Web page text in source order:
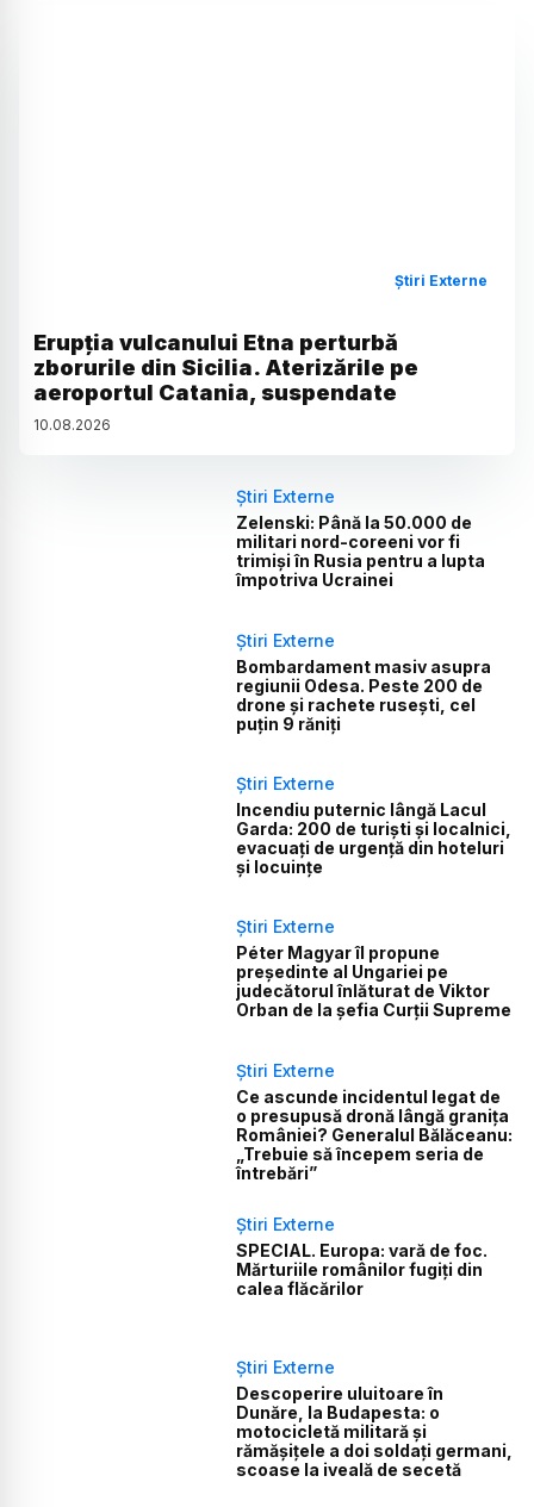
Știri Externe
Erupția vulcanului Etna perturbă
zborurile din Sicilia. Aterizările pe
aeroportul Catania, suspendate
10.08.2026
Știri Externe
Zelenski: Până la 50.000 de
militari nord-coreeni vor fi
trimiși în Rusia pentru a lupta
împotriva Ucrainei
Știri Externe
Bombardament masiv asupra
regiunii Odesa. Peste 200 de
drone și rachete rusești, cel
puțin 9 răniți
Știri Externe
Incendiu puternic lângă Lacul
Garda: 200 de turiști și localnici,
evacuați de urgență din hoteluri
și locuințe
Știri Externe
Péter Magyar îl propune
președinte al Ungariei pe
judecătorul înlăturat de Viktor
Orban de la șefia Curții Supreme
Știri Externe
Ce ascunde incidentul legat de
o presupusă dronă lângă granița
României? Generalul Bălăceanu:
„Trebuie să începem seria de
întrebări”
Știri Externe
SPECIAL. Europa: vară de foc.
Mărturiile românilor fugiți din
calea flăcărilor
Știri Externe
Descoperire uluitoare în
Dunăre, la Budapesta: o
motocicletă militară și
rămășițele a doi soldați germani,
scoase la iveală de secetă